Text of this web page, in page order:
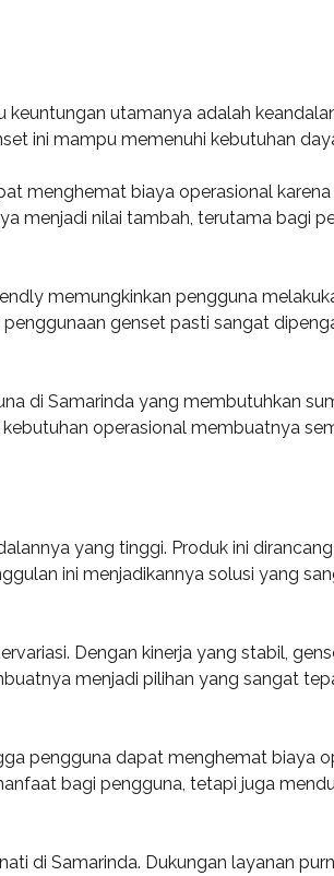
utamanya adalah
ini mampu memenuhi kebutuhan
menghemat biaya operasional karena
menjadi nilai tambah, terutama bagi
memungkinkan pengguna
genset pasti sangat
di Samarinda yang membutuhkan
operasional membuatnya
yang tinggi. Produk ini
ini menjadikannya solusi yang
Dengan kinerja yang stabil,
menjadi pilihan yang sangat
pengguna dapat menghemat biaya
bagi pengguna, tetapi juga
di Samarinda. Dukungan layanan